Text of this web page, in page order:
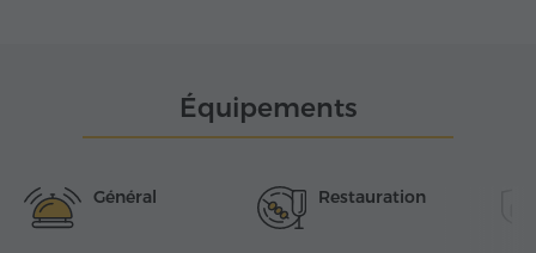
Équipements
Général Restauration